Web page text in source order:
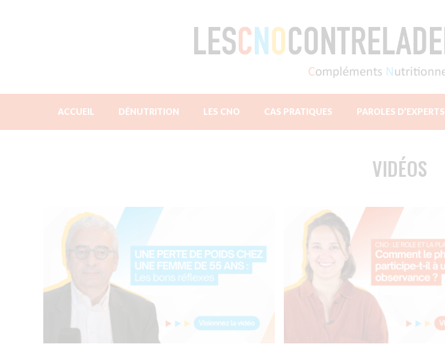
ACCUEIL DÉNUTRITION LES CNO CAS PRATIQUES PAROLES D’EXPERTS
VIDÉOS